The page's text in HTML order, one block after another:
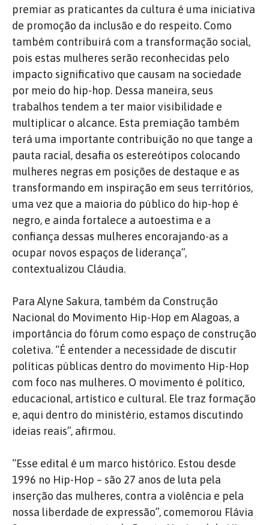
premiar as praticantes da cultura é uma iniciativa
de promoção da inclusão e do respeito. Como
também contribuirá com a transformação social,
pois estas mulheres serão reconhecidas pelo
impacto significativo que causam na sociedade
por meio do hip-hop. Dessa maneira, seus
trabalhos tendem a ter maior visibilidade e
multiplicar o alcance. Esta premiação também
terá uma importante contribuição no que tange a
pauta racial, desafia os estereótipos colocando
mulheres negras em posições de destaque e as
transformando em inspiração em seus territórios,
uma vez que a maioria do público do hip-hop é
negro, e ainda fortalece a autoestima e a
confiança dessas mulheres encorajando-as a
ocupar novos espaços de liderança”,
contextualizou Cláudia.
Para Alyne Sakura, também da Construção
Nacional do Movimento Hip-Hop em Alagoas, a
importância do fórum como espaço de construção
coletiva. “É entender a necessidade de discutir
políticas públicas dentro do movimento Hip-Hop
com foco nas mulheres. O movimento é político,
educacional, artístico e cultural. Ele traz formação
e, aqui dentro do ministério, estamos discutindo
ideias reais”, afirmou.
“Esse edital é um marco histórico. Estou desde
1996 no Hip-Hop – são 27 anos de luta pela
inserção das mulheres, contra a violência e pela
nossa liberdade de expressão”, comemorou Flávia